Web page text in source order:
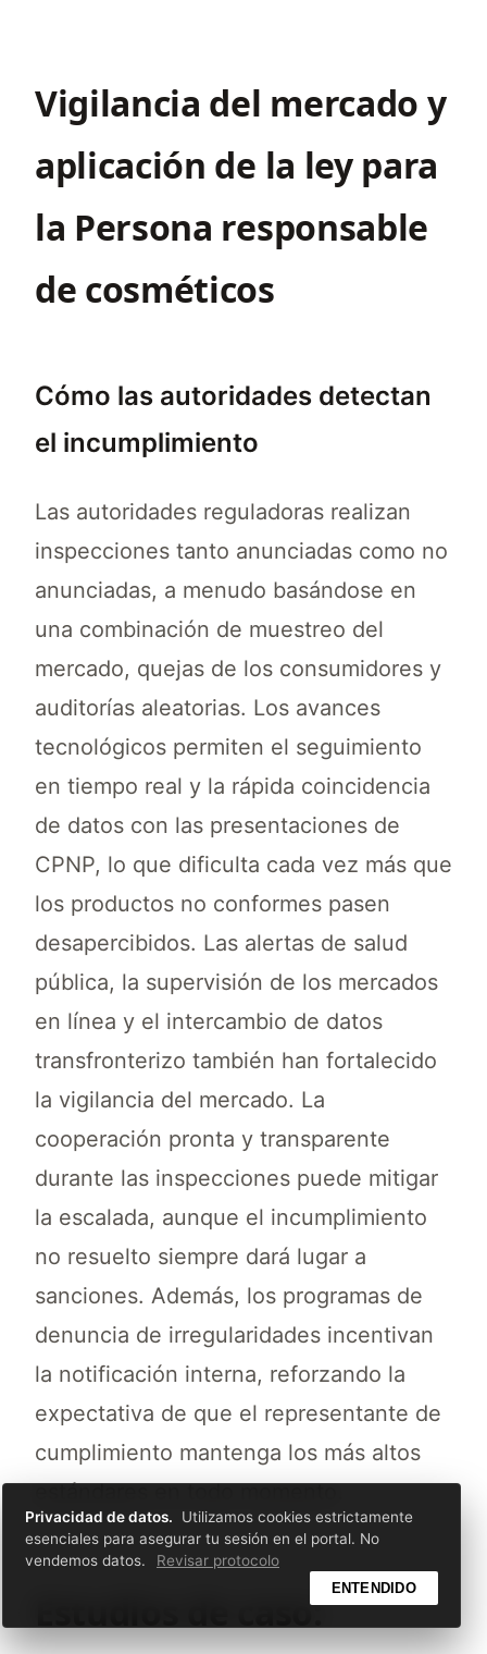
Vigilancia del mercado y
aplicación de la ley para
la Persona responsable
de cosméticos
Cómo las autoridades detectan
el incumplimiento
Las autoridades reguladoras realizan
inspecciones tanto anunciadas como no
anunciadas, a menudo basándose en
una combinación de muestreo del
mercado, quejas de los consumidores y
auditorías aleatorias. Los avances
tecnológicos permiten el seguimiento
en tiempo real y la rápida coincidencia
de datos con las presentaciones de
CPNP, lo que dificulta cada vez más que
los productos no conformes pasen
desapercibidos. Las alertas de salud
pública, la supervisión de los mercados
en línea y el intercambio de datos
transfronterizo también han fortalecido
la vigilancia del mercado. La
cooperación pronta y transparente
durante las inspecciones puede mitigar
la escalada, aunque el incumplimiento
no resuelto siempre dará lugar a
sanciones. Además, los programas de
denuncia de irregularidades incentivan
la notificación interna, reforzando la
expectativa de que el representante de
cumplimiento mantenga los más altos
estándares en todo momento.
Estudios de caso:
Privacidad de datos.
Utilizamos cookies estrictamente
esenciales para asegurar tu sesión en el portal. No
vendemos datos.
Revisar protocolo
ENTENDIDO